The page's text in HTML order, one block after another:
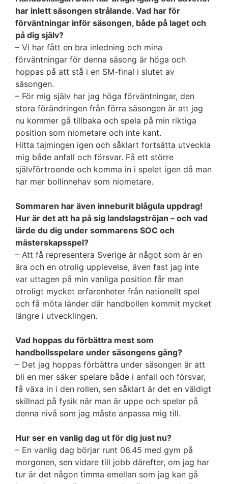
har inlett säsongen strålande. Vad har för
förväntningar inför säsongen, både på laget och
på dig själv?
– Vi har fått en bra inledning och mina
förväntningar för denna säsong är höga och
hoppas på att stå i en SM-final i slutet av
säsongen.
– För mig själv har jag höga förväntningar, den
stora förändringen från förra säsongen är att jag
nu kommer gå tillbaka och spela på min riktiga
position som niometare och inte kant.
Hitta tajmingen igen och såklart fortsätta utveckla
mig både anfall och försvar. Få ett större
självförtroende och komma in i spelet igen då man
har mer bollinnehav som niometare.
Sommaren har även inneburit blågula uppdrag!
Hur är det att ha på sig landslagströjan – och vad
lärde du dig under sommarens SOC och
mästerskapsspel?
– Att få representera Sverige är något som är en
ära och en otrolig upplevelse, även fast jag inte
var uttagen på min vanliga position får man
otroligt mycket erfarenheter från nationellt spel
och få möta länder där handbollen kommit mycket
längre i utvecklingen.
Vad hoppas du förbättra mest som
handbollsspelare under säsongens gång?
– Det jag hoppas förbättra under säsongen är att
bli en mer säker spelare både i anfall och försvar,
få växa in i den rollen, sen såklart är det en väldigt
skillnad på fysik när man är uppe och spelar på
denna nivå som jag måste anpassa mig till.
Hur ser en vanlig dag ut för dig just nu?
– En vanlig dag börjar runt 06.45 med gym på
morgonen, sen vidare till jobb därefter, om jag har
tur är det någon timma emellan som jag kan gå